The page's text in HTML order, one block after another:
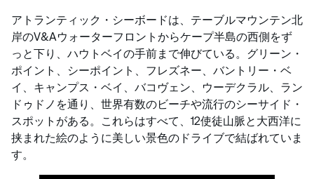
アトランティック・シーボードは、テーブルマウンテン北
岸のV&Aウォーターフロントからケープ半島の西側をず
っと下り、ハウトベイの手前まで伸びている。グリーン・
ポイント、シーポイント、フレズネー、バントリー・ベ
イ、キャンプス・ベイ、バコヴェン、ウーデクラル、ラン
ドゥドノを通り、世界有数のビーチや流行のシーサイド・
スポットがある。これらはすべて、12使徒山脈と大西洋に
挟まれた絵のように美しい景色のドライブで結ばれていま
す。